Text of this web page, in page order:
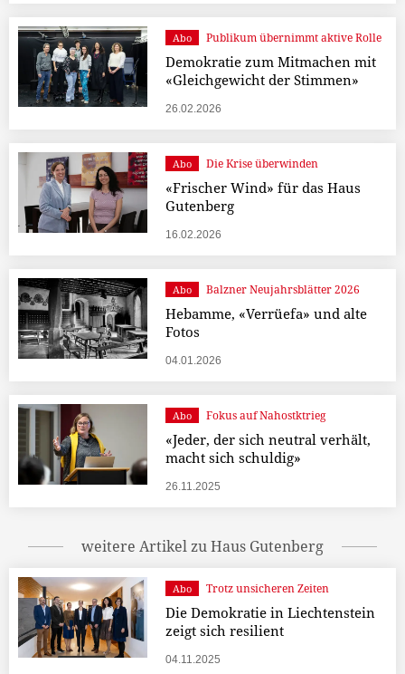
Abo Publikum übernimmt aktive Rolle
Demokratie zum Mitmachen mit
«Gleichgewicht der Stimmen»
26.02.2026
Abo Die Krise überwinden
«Frischer Wind» für das Haus
Gutenberg
16.02.2026
Abo Balzner Neujahrsblätter 2026
Hebamme, «Verrüefa» und alte
Fotos
04.01.2026
Abo Fokus auf Nahostktrieg
«Jeder, der sich neutral verhält,
macht sich schuldig»
26.11.2025
weitere Artikel zu Haus Gutenberg
Abo Trotz unsicheren Zeiten
Die Demokratie in Liechtenstein
zeigt sich resilient
04.11.2025